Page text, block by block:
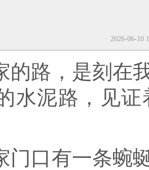
2026-06-
的路，是刻在
水泥路，见
门口有一条蜿